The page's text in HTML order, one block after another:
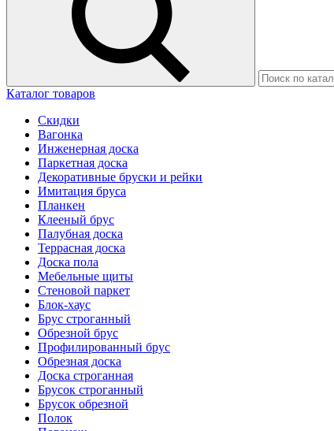
Каталог товаров
Скидки
Вагонка
Инженерная доска
Паркетная доска
Декоративные бруски и рейки
Имитация бруса
Планкен
Клееный брус
Палубная доска
Террасная доска
Доска пола
Мебельные щиты
Стеновой паркет
Блок-хаус
Брус строганный
Обрезной брус
Профилированный брус
Обрезная доска
Доска строганная
Брусок строганный
Брусок обрезной
Полок